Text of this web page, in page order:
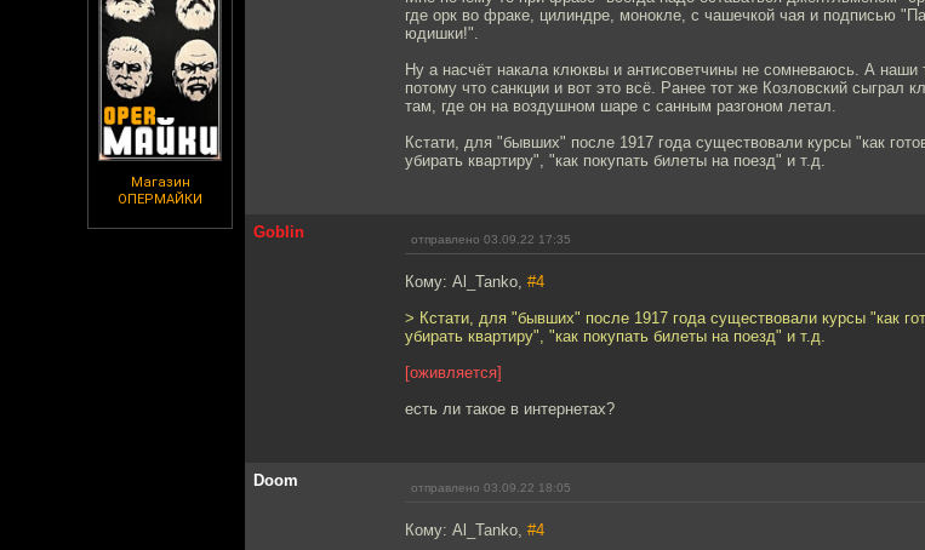
Магазин
ОПЕРМАЙКИ
где орк во фраке, цилиндре, монокле, с чашечкой чая и подписью
юдишки!".
Ну а насчёт накала клюквы и антисоветчины не сомневаюсь. А наши
потому что санкции и вот это всё. Ранее тот же Козловский сыграл
там, где он на воздушном шаре с санным разгоном летал.
Кстати, для "бывших" после 1917 года существовали курсы "как
убирать квартиру", "как покупать билеты на поезд" и т.д.
Goblin отправлено 03.09.22 17:35
Кому: Al_Tanko, #4
> Кстати, для "бывших" после 1917 года существовали курсы "как
убирать квартиру", "как покупать билеты на поезд" и т.д.
[оживляется]
есть ли такое в интернетах?
Doom отправлено 03.09.22 18:05
Кому: Al_Tanko, #4